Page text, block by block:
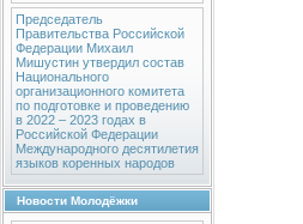
Председатель
Правительства Российской
Федерации Михаил
Мишустин утвердил состав
Национального
организационного комитета
по подготовке и проведению
в 2022 – 2023 годах в
Российской Федерации
Международного десятилетия
языков коренных народов
Новости Молодёжки